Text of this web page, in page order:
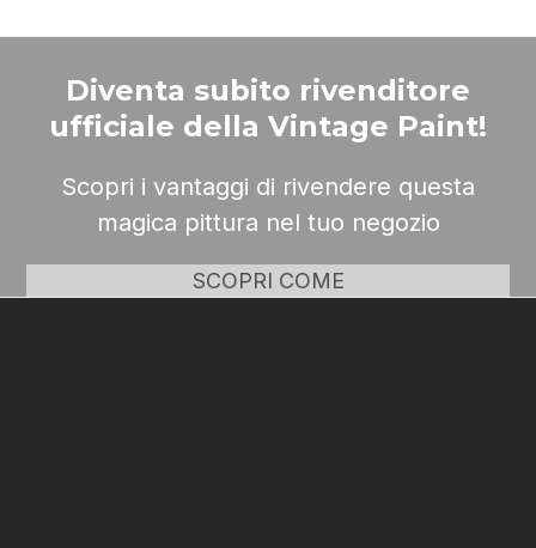
Diventa subito rivenditore
ufficiale della Vintage Paint!
Scopri i vantaggi di rivendere questa
magica pittura nel tuo negozio
SCOPRI COME